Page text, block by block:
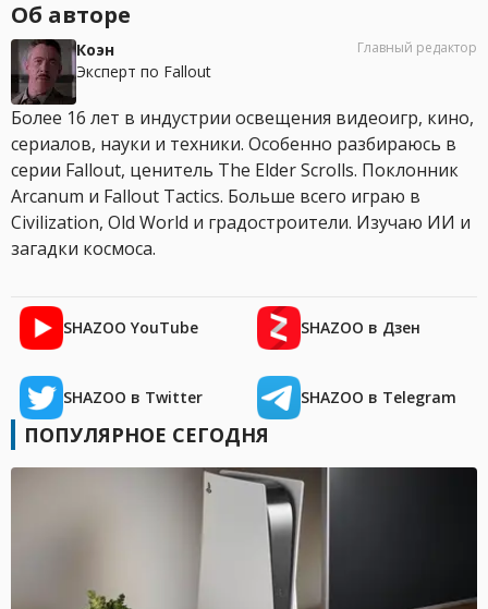
Об авторе
Коэн
Эксперт по Fallout
Главный редактор
Более 16 лет в индустрии освещения видеоигр, кино,
сериалов, науки и техники. Особенно разбираюсь в
серии Fallout, ценитель The Elder Scrolls. Поклонник
Arcanum и Fallout Tactics. Больше всего играю в
Civilization, Old World и градостроители. Изучаю ИИ и
загадки космоса.
SHAZOO YouTube SHAZOO в Дзен
SHAZOO в Twitter SHAZOO в Telegram
ПОПУЛЯРНОЕ СЕГОДНЯ